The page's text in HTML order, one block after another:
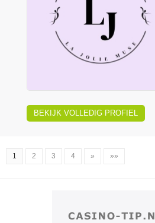
BEKIJK VOLLEDIG PROFIEL
1 2 3 4 » »»